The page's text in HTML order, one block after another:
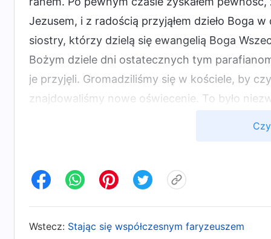
Jezusem, i z radością przyjąłem dzieło Boga
siostry, którzy dzielą się ewangelią Boga
Bożym dziele dni ostatecznych tym
je przyjęli. Gromadziliśmy się w kościele, by
znajdowaliśmy nowe oświecenie. To było
był biskup Zhao, który powiedział:
przedyskutowałeś ze mną sprawy tak wielkiej
Zdradziłeś Pana! Kiedy powróci, na pewno
powrócił, jak mógłbym o tym nie wiedzieć?
Wstecz: Stając się współczesnym faryzeuszem